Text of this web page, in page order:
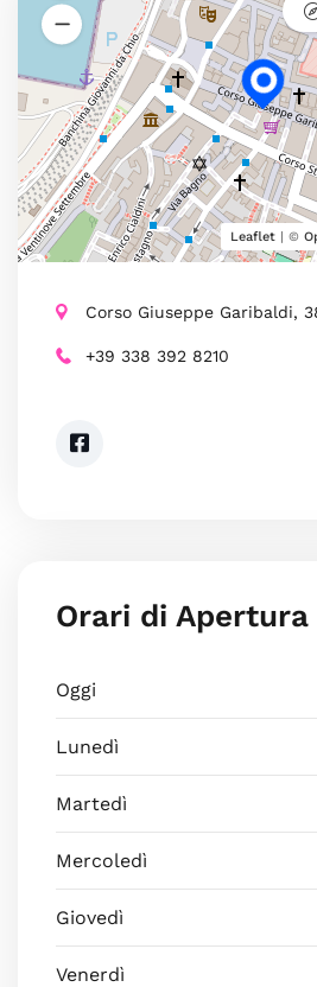
Leaflet | ©
Corso Giuseppe Garibaldi,
+39 338 392 8210
Orari di Apertura
Oggi
Lunedì
Martedì
Mercoledì
Giovedì
Venerdì